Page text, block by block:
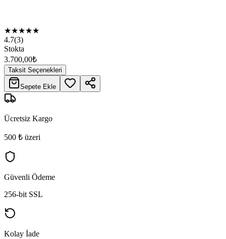
★★★★★
4.7(3)
Stokta
3.700,00₺
Taksit Seçenekleri
Sepete Ekle
Ücretsiz Kargo
500 ₺ üzeri
Güvenli Ödeme
256-bit SSL
Kolay İade